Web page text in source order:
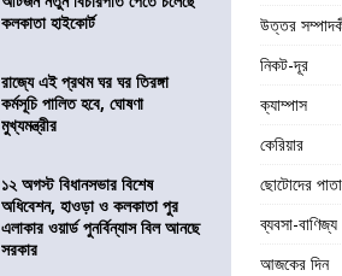
কলকাতা হাইকোর্ট
রাজ্যে এই প্রথম ঘর ঘর তিরঙ্গা
কর্মসূচি পালিত হবে, ঘোষণা
মুখ্যমন্ত্রীর
১২ অগস্ট বিধানসভার বিশেষ
অধিবেশন, হাওড়া ও কলকাতা পুর
এলাকার ওয়ার্ড পুনর্বিন্যাস বিল আনছে
সরকার
উত্তর
নিকট-দূর
ক্যাম্পাস
কেরিয়ার
ছোটোদের পাতা
ব্যবসা-বাণিজ্য
আজকের দিন